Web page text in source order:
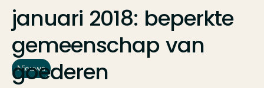
januari 2018: beperkte
gemeenschapvan
goederen
Nieuws